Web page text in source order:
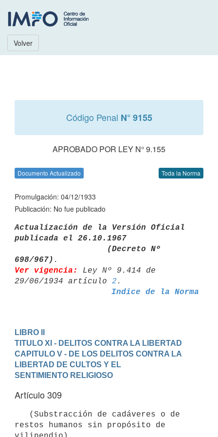
Volver
Código Penal N° 9155
APROBADO POR LEY N° 9.155
Documento Actualizado Toda la Norma
Promulgación: 04/12/1933
Publicación: No fue publicado
Actualización de la Versión Oficial
publicada el 26.10.1967
698/967)
Ver vigencia:
Ley Nº 9.414 de
29/06/1934 artículo 2
Indice de la Norma
LIBRO II
TITULO XI - DELITOS CONTRA LA LIBERTAD
CAPITULO V - DE LOS DELITOS CONTRA LA
LIBERTAD DE CULTOS Y EL
SENTIMIENTO RELIGIOSO
Artículo 309
restos humanos sin propósito de